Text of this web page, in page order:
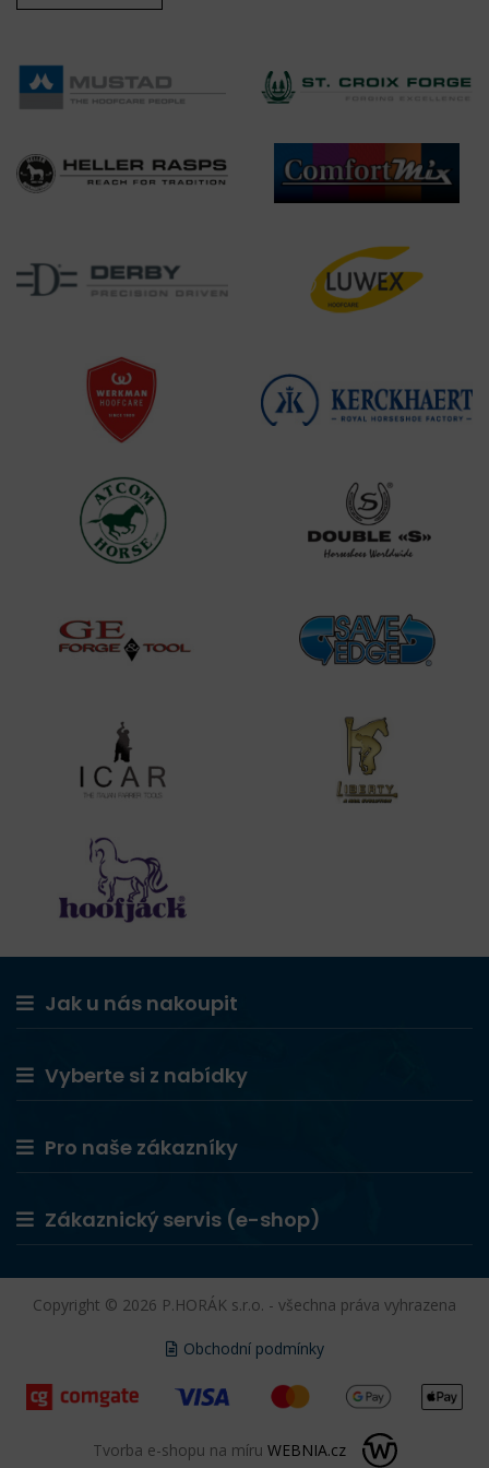
Jak u nás nakoupit
Vyberte si z nabídky
Pro naše zákazníky
Zákaznický servis (e-shop)
Copyright © 2026 P.HORÁK s.r.o. - všechna práva vyhrazena
Obchodní podmínky
Tvorba e-shopu na míru WEBNIA.cz